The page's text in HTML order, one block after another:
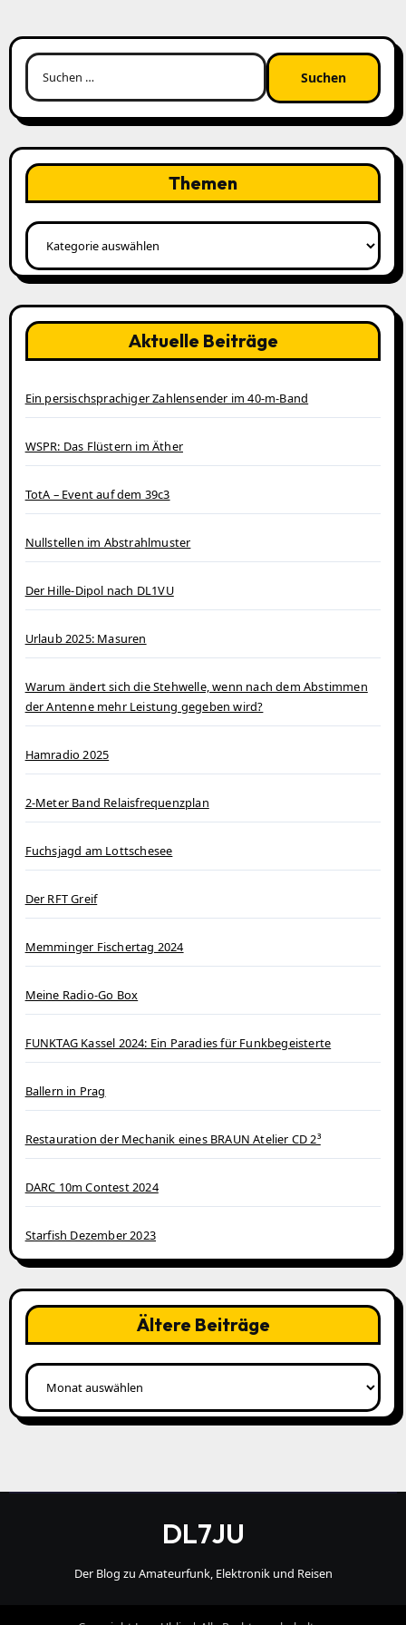
Suchen
nach:
Themen
Themen
Aktuelle Beiträge
Ein persischsprachiger Zahlensender im 40‑m‑Band
WSPR: Das Flüstern im Äther
TotA – Event auf dem 39c3
Nullstellen im Abstrahlmuster
Der Hille-Dipol nach DL1VU
Urlaub 2025: Masuren
Warum ändert sich die Stehwelle, wenn nach dem Abstimmen
der Antenne mehr Leistung gegeben wird?
Hamradio 2025
2-Meter Band Relaisfrequenzplan
Fuchsjagd am Lottschesee
Der RFT Greif
Memminger Fischertag 2024
Meine Radio-Go Box
FUNKTAG Kassel 2024: Ein Paradies für Funkbegeisterte
Ballern in Prag
Restauration der Mechanik eines BRAUN Atelier CD 2³
DARC 10m Contest 2024
Starfish Dezember 2023
Ältere Beiträge
Ältere
Beiträge
DL7JU
Der Blog zu Amateurfunk, Elektronik und Reisen